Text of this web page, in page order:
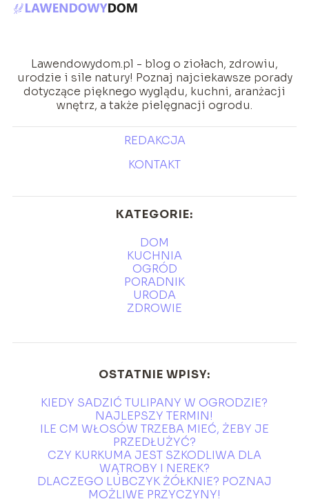
Lawendowydom.pl - blog o ziołach, zdrowiu,
urodzie i sile natury! Poznaj najciekawsze porady
dotyczące pięknego wyglądu, kuchni, aranżacji
wnętrz, a także pielęgnacji ogrodu.
REDAKCJA
KONTAKT
KATEGORIE:
DOM
KUCHNIA
OGRÓD
PORADNIK
URODA
ZDROWIE
OSTATNIE WPISY:
KIEDY SADZIĆ TULIPANY W OGRODZIE?
NAJLEPSZY TERMIN!
ILE CM WŁOSÓW TRZEBA MIEĆ, ŻEBY JE
PRZEDŁUŻYĆ?
CZY KURKUMA JEST SZKODLIWA DLA
WĄTROBY I NEREK?
DLACZEGO LUBCZYK ŻÓŁKNIE? POZNAJ
MOŻLIWE PRZYCZYNY!